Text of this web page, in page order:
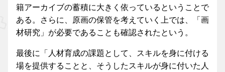
籍アーカイブの蓄積に大きく依っているということで
ある。さらに、原画の保管を考えていく上では、「画
材研究」が必要であることも確認されたという。
最後に「人材育成の課題として、スキルを身に付ける
場を提供することと、そうしたスキルが身に付いた人